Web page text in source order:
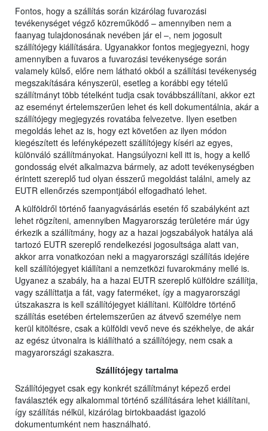
Fontos, hogy a szállítás során kizárólag fuvarozási
tevékenységet végző közreműködő – amennyiben nem a
faanyag tulajdonosának nevében jár el –, nem jogosult
szállítójegy kiállítására. Ugyanakkor fontos megjegyezni, hogy
amennyiben a fuvaros a fuvarozási tevékenysége során
valamely külső, előre nem látható okból a szállítási tevékenység
megszakítására kényszerül, esetleg a korábbi egy tételű
szállítmányt több tételként tudja csak továbbszállítani, akkor ezt
az eseményt értelemszerűen lehet és kell dokumentálnia, akár a
szállítójegy megjegyzés rovatába felvezetve. Ilyen esetben
megoldás lehet az is, hogy ezt követően az ilyen módon
kiegészített és lefényképezett szállítójegy kíséri az egyes,
különváló szállítmányokat. Hangsúlyozni kell itt is, hogy a kellő
gondosság elvét alkalmazva bármely, az adott tevékenységben
érintett szereplő tud olyan ésszerű megoldást találni, amely az
EUTR ellenőrzés szempontjából elfogadható lehet.
A külföldről történő faanyagvásárlás esetén fő szabályként azt
lehet rögzíteni, amennyiben Magyarország területére már úgy
érkezik a szállítmány, hogy az a hazai jogszabályok hatálya alá
tartozó EUTR szereplő rendelkezési jogosultsága alatt van,
akkor arra vonatkozóan neki a magyarországi szállítás idejére
kell szállítójegyet kiállítani a nemzetközi fuvarokmány mellé is.
Ugyanez a szabály, ha a hazai EUTR szereplő külföldre szállítja,
vagy szállíttatja a fát, vagy faterméket, így a magyarországi
útszakaszra is kell szállítójegyet kiállítani. Külföldre történő
szállítás esetében értelemszerűen az átvevő személye nem
kerül kitöltésre, csak a külföldi vevő neve és székhelye, de akár
az egész útvonalra is kiállítható a szállítójegy, nem csak a
magyarországi szakaszra.
Szállítójegy tartalma
Szállítójegyet csak egy konkrét szállítmányt képező erdei
faválaszték egy alkalommal történő szállítására lehet kiállítani,
így szállítás nélkül, kizárólag birtokbaadást igazoló
dokumentumként nem használható.